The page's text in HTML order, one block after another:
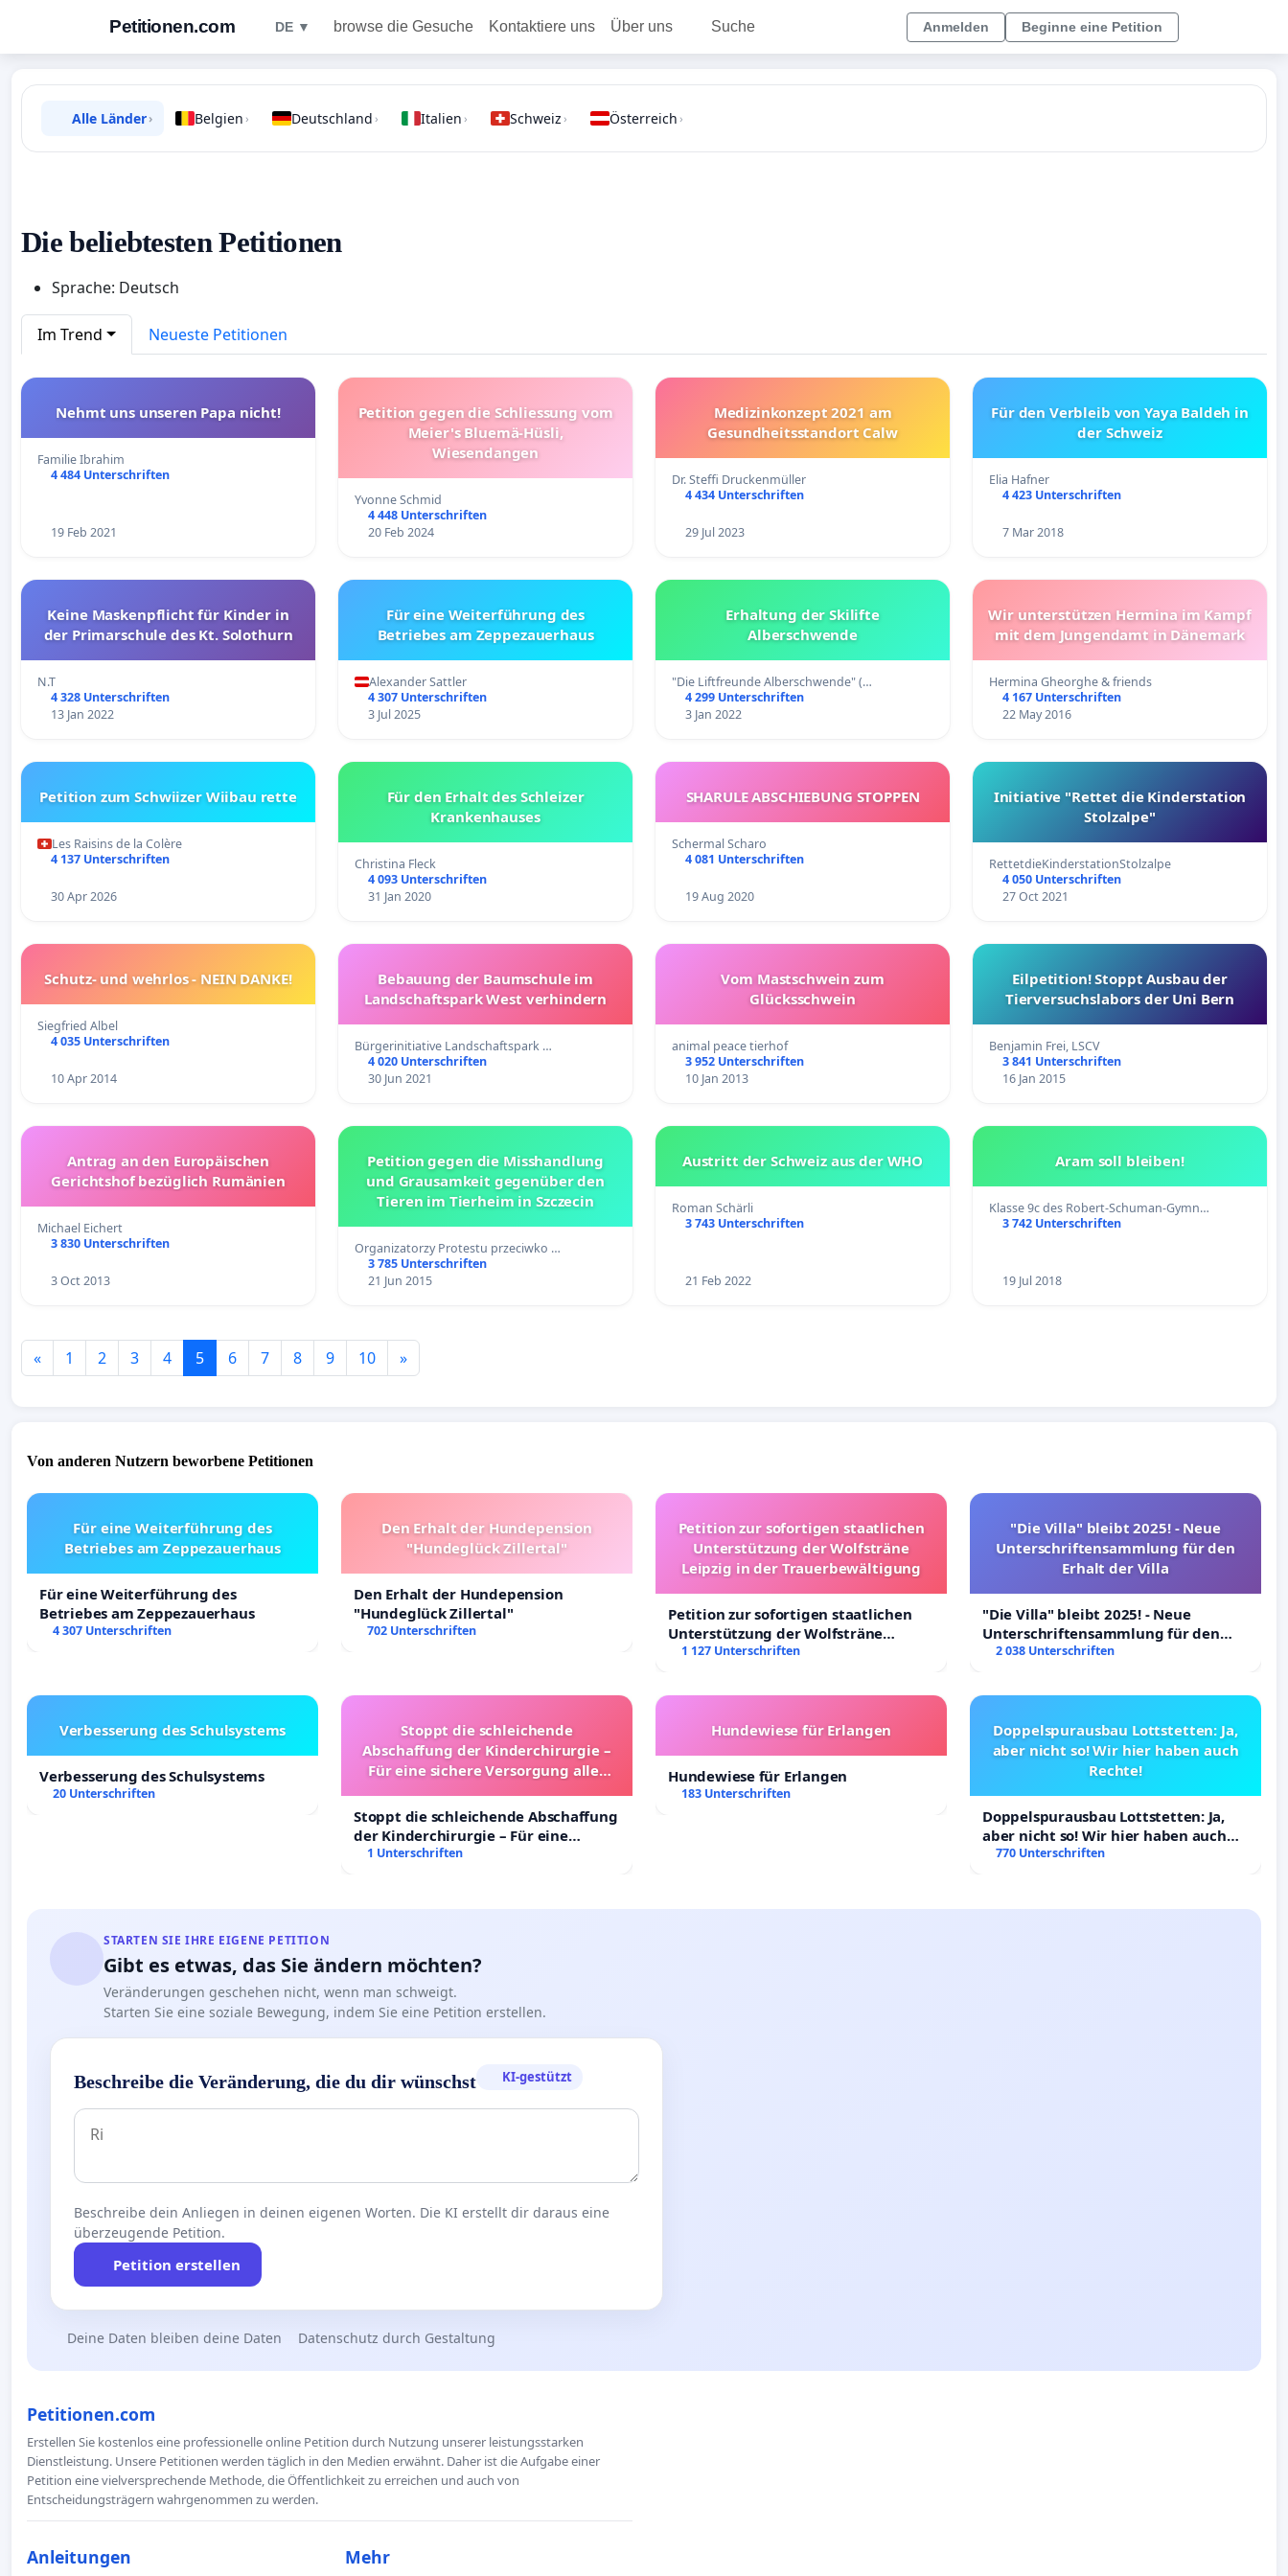
Petitionen.com DE ▼ browse die Gesuche Kontaktiere uns Über uns Suche Anmelden Beginne eine Petition
Alle Länder› Belgien › Deutschland › Italien › Schweiz › Österreich ›
Die beliebtesten Petitionen
Sprache: Deutsch
Im Trend Neueste Petitionen
Nehmt uns unseren Papa nicht!
Familie Ibrahim
4 484 Unterschriften
19 Feb 2021
Petition gegen die Schliessung vom
Meier's Bluemä-Hüsli,
Wiesendangen
Yvonne Schmid
4 448 Unterschriften
20 Feb 2024
Medizinkonzept 2021 am
Gesundheitsstandort Calw
Dr. Steffi Druckenmüller
4 434 Unterschriften
29 Jul 2023
Für den Verbleib von Yaya Baldeh in
der Schweiz
Elia Hafner
4 423 Unterschriften
7 Mar 2018
Keine Maskenpflicht für Kinder in
der Primarschule des Kt. Solothurn
N.T
4 328 Unterschriften
13 Jan 2022
Für eine Weiterführung des
Betriebes am Zeppezauerhaus
Alexander Sattler
4 307 Unterschriften
3 Jul 2025
Erhaltung der Skilifte
Alberschwende
"Die Liftfreunde Alberschwende" (…
4 299 Unterschriften
3 Jan 2022
Wir unterstützen Hermina im Kampf
mit dem Jungendamt in Dänemark
Hermina Gheorghe & friends
4 167 Unterschriften
22 May 2016
Petition zum Schwiizer Wiibau rette
Les Raisins de la Colère
4 137 Unterschriften
30 Apr 2026
Für den Erhalt des Schleizer
Krankenhauses
Christina Fleck
4 093 Unterschriften
31 Jan 2020
SHARULE ABSCHIEBUNG STOPPEN
Schermal Scharo
4 081 Unterschriften
19 Aug 2020
Initiative "Rettet die Kinderstation
Stolzalpe"
RettetdieKinderstationStolzalpe
4 050 Unterschriften
27 Oct 2021
Schutz- und wehrlos - NEIN DANKE!
Siegfried Albel
4 035 Unterschriften
10 Apr 2014
Bebauung der Baumschule im
Landschaftspark West verhindern
Bürgerinitiative Landschaftspark …
4 020 Unterschriften
30 Jun 2021
Vom Mastschwein zum
Glücksschwein
animal peace tierhof
3 952 Unterschriften
10 Jan 2013
Eilpetition! Stoppt Ausbau der
Tierversuchslabors der Uni Bern
Benjamin Frei, LSCV
3 841 Unterschriften
16 Jan 2015
Antrag an den Europäischen
Gerichtshof bezüglich Rumänien
Michael Eichert
3 830 Unterschriften
3 Oct 2013
Petition gegen die Misshandlung
und Grausamkeit gegenüber den
Tieren im Tierheim in Szczecin
Organizatorzy Protestu przeciwko …
3 785 Unterschriften
21 Jun 2015
Austritt der Schweiz aus der WHO
Roman Schärli
3 743 Unterschriften
21 Feb 2022
Aram soll bleiben!
Klasse 9c des Robert-Schuman-Gymn…
3 742 Unterschriften
19 Jul 2018
« 1 2 3 4 5 6 7 8 9 10 »
Von anderen Nutzern beworbene Petitionen
Für eine Weiterführung des
Betriebes am Zeppezauerhaus
Für eine Weiterführung des
Betriebes am Zeppezauerhaus
4 307 Unterschriften
Den Erhalt der Hundepension
"Hundeglück Zillertal"
Den Erhalt der Hundepension
"Hundeglück Zillertal"
702 Unterschriften
Petition zur sofortigen staatlichen
Unterstützung der Wolfsträne
Leipzig in der Trauerbewältigung
Petition zur sofortigen staatlichen
Unterstützung der Wolfsträne
Leipzig in der Trauerbewältigung
1 127 Unterschriften
"Die Villa" bleibt 2025! - Neue
Unterschriftensammlung für den
Erhalt der Villa
"Die Villa" bleibt 2025! - Neue
Unterschriftensammlung für den
Erhalt der Villa
2 038 Unterschriften
Verbesserung des Schulsystems
Verbesserung des Schulsystems
20 Unterschriften
Stoppt die schleichende
Abschaffung der Kinderchirurgie –
Für eine sichere Versorgung aller
Stoppt die schleichende Abschaffung
der Kinderchirurgie – Für eine
sichere Versorgung aller Kinder in
1 Unterschriften
Hundewiese für Erlangen
Hundewiese für Erlangen
183 Unterschriften
Doppelspurausbau Lottstetten: Ja,
aber nicht so! Wir hier haben auch
Rechte!
Doppelspurausbau Lottstetten: Ja,
aber nicht so! Wir hier haben auch
Rechte!
770 Unterschriften
STARTEN SIE IHRE EIGENE PETITION
Gibt es etwas, das Sie ändern möchten?
Veränderungen geschehen nicht, wenn man schweigt.
Starten Sie eine soziale Bewegung, indem Sie eine Petition erstellen.
Beschreibe die Veränderung, die du dir wünschst KI-gestützt
Beschreibe dein Anliegen in deinen eigenen Worten. Die KI erstellt dir daraus eine
überzeugende Petition.
Petition erstellen
Deine Daten bleiben deine Daten Datenschutz durch Gestaltung
Petitionen.com
Erstellen Sie kostenlos eine professionelle online Petition durch Nutzung unserer leistungsstarken
Dienstleistung. Unsere Petitionen werden täglich in den Medien erwähnt. Daher ist die Aufgabe einer
Petition eine vielversprechende Methode, die Öffentlichkeit zu erreichen und auch von
Entscheidungsträgern wahrgenommen zu werden.
Anleitungen Mehr